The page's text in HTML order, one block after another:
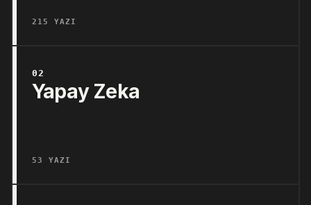
215 YAZI
02
Yapay Zeka
53 YAZI